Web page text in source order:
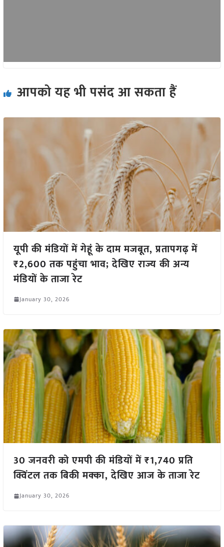
आपको यह भी पसंद आ सकता हैं
यूपी की मंडियों में गेहूं के दाम मजबूत, प्रतापगढ़ में
₹2,600 तक पहुंचा भाव; देखिए राज्य की अन्य
मंडियों के ताजा रेट
January 30, 2026
30 जनवरी को एमपी की मंडियों में ₹1,740 प्रति
क्विंटल तक बिकी मक्का, देखिए आज के ताजा रेट
January 30, 2026